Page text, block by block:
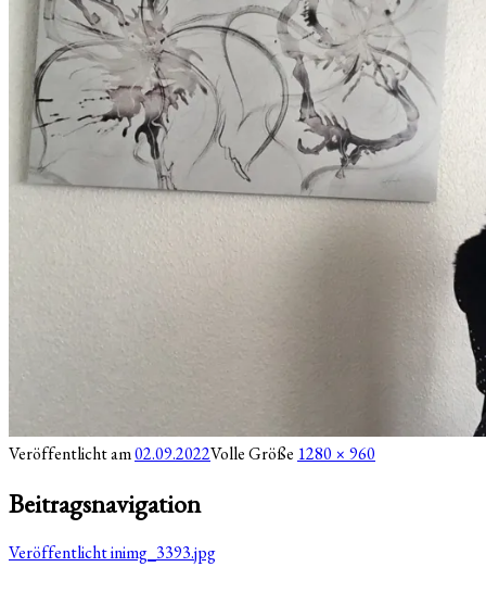
Veröffentlicht am02.09.2022Volle Größe 1280 × 960
Beitragsnavigation
Veröffentlicht inimg_3393.jpg